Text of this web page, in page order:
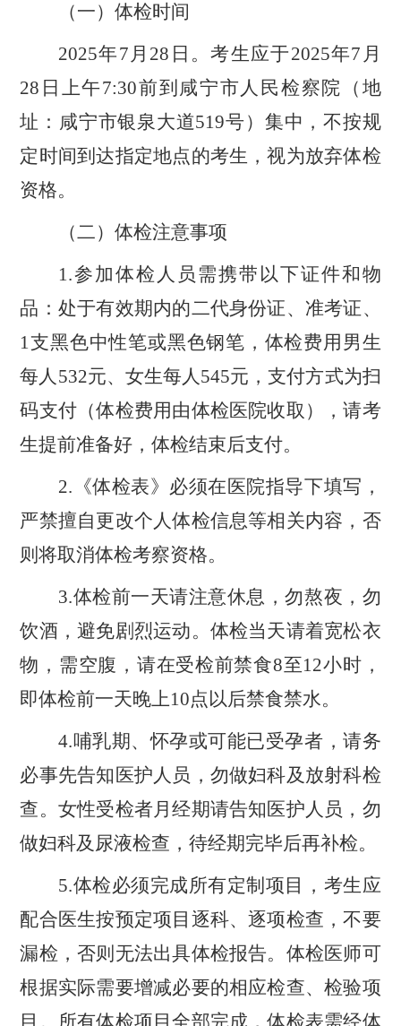
（一）体检时间
2025年7 月 28 日。考生应于2025年7 月
28 日上午7:30前到 咸宁市人民检察院（地
址： 咸宁市银泉大道519号）集中，不按规
定时间到达指定地点的考生，视为放弃体检
资格。
（二）体检注意事项
1.参加体检人员需携带以下证件和物
品：处于有效期内的二代身份证、准考证、
1支黑色中性笔或黑色钢笔，体检费用 男生
每人 532元、 女生每人545元，支付方式为扫
码支付（体检费用由体检医院收取），请考
生提前准备好，体检结束后支付。
2.《体检表》必须在医院指导下填写，
严禁擅自更改个人体检信息等相关内容，否
则将取消体检考察资格。
3.体检前一天请注意休息，勿熬夜，勿
饮酒，避免剧烈运动。体检当天请着宽松衣
物， 需空腹，请在受检前禁食8至12小时，
即体检前一天晚上10点以后禁食禁水。
4.哺乳期、怀孕或可能已受孕者，请务
必事先告知医护人员，勿做妇科及放射科检
查。女性受检者月经期请告知医护人员，勿
做妇科及尿液检查，待经期完毕后再补检。
5.体检必须完成所有定制项目，考生应
配合医生按预定项目逐科、逐项检查，不要
漏检，否则无法出具体检报告。体检医师可
根据实际需要增减必要的相应检查、检验项
目。所有体检项目全部完成，体检表需经体